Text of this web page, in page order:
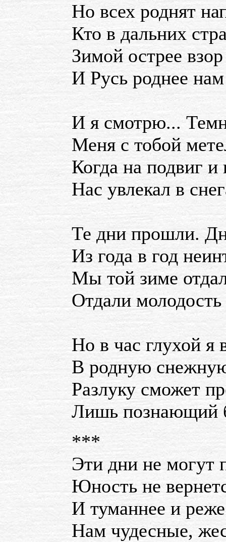
Но всех роднят
Кто в дальних
Зимой острее
И Русь роднее
И я смотрю...
Меня с тобой
Когда на подвиг и
Нас увлекал в
Те дни прошли.
Из года в год
Мы той зиме
Отдали
Но в час глухой я
В родную
Разлуку сможет
Лишь познающий
***
Эти дни не могут
Юность не
И туманнее и
Нам чудесные,